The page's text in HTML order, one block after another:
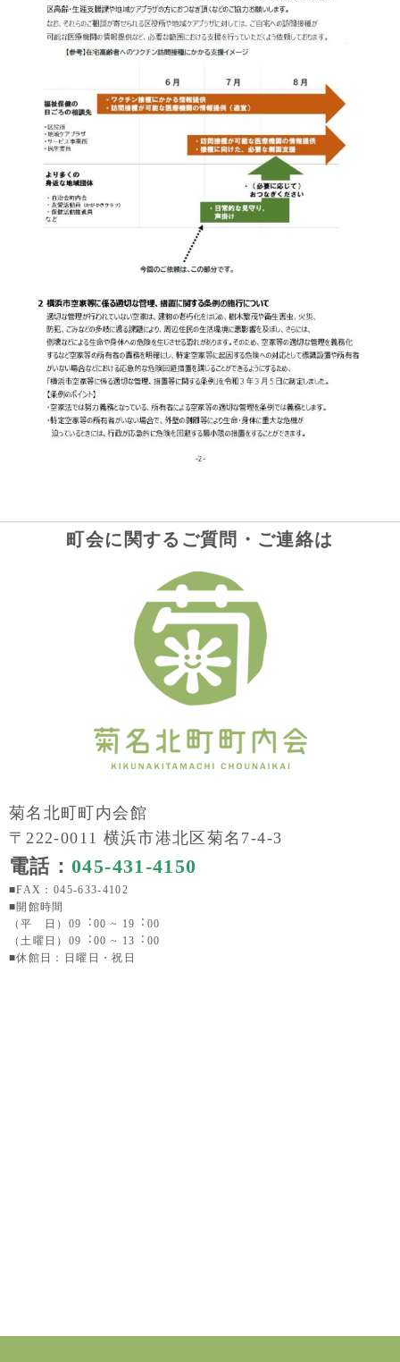
町会に関するご質問・ご連絡は
菊名北町町内会館
〒222-0011 横浜市港北区菊名7-4-3
電話：045-431-4150
■FAX：045-633-4102
■開館時間
（平 日）09︓00 ~ 19︓00
（土曜日）09︓00 ~ 13︓00
■休館日：日曜日・祝日